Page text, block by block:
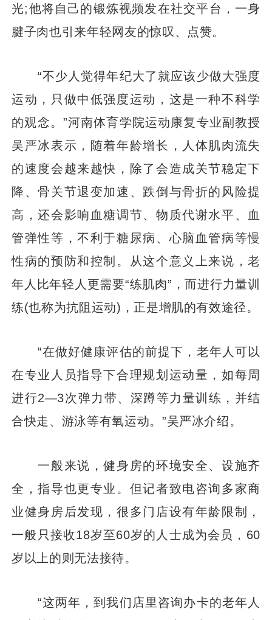
光;他将自己的锻炼视频发在社交平台，一身
腱子肉也引来年轻网友的惊叹、点赞。
“不少人觉得年纪大了就应该少做大强度
运动，只做中低强度运动，这是一种不科学
的观念。”河南体育学院运动康复专业副教授
吴严冰表示，随着年龄增长，人体肌肉流失
的速度会越来越快，除了会造成关节稳定下
降、骨关节退变加速、跌倒与骨折的风险提
高，还会影响血糖调节、物质代谢水平、血
管弹性等，不利于糖尿病、心脑血管病等慢
性病的预防和控制。从这个意义上来说，老
年人比年轻人更需要“练肌肉”，而进行力量训
练(也称为抗阻运动)，正是增肌的有效途径。
“在做好健康评估的前提下，老年人可以
在专业人员指导下合理规划运动量，如每周
进行2—3次弹力带、深蹲等力量训练，并结
合快走、游泳等有氧运动。”吴严冰介绍。
一般来说，健身房的环境安全、设施齐
全，指导也更专业。但记者致电咨询多家商
业健身房后发现，很多门店设有年龄限制，
一般只接收18岁至60岁的人士成为会员，60
岁以上的则无法接待。
“这两年，到我们店里咨询办卡的老年人